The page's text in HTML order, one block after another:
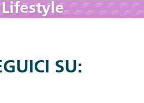
Lifestyle
SU: